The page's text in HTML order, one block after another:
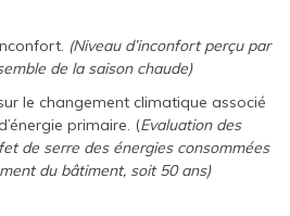
(Niveau d’inconfort perçu par
de la saison chaude)
le changement climatique associé
primaire. (Evaluation des
de serre des énergies consommées
du bâtiment, soit 50 ans)